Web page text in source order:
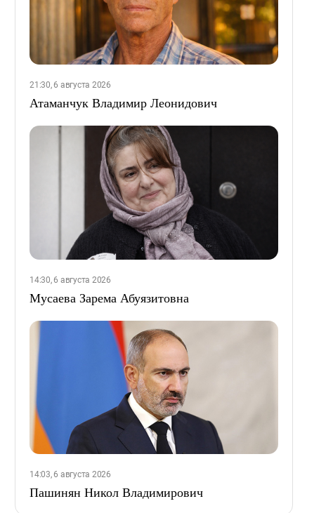
21:30, 6 августа 2026
Атаманчук Владимир Леонидович
14:30, 6 августа 2026
Мусаева Зарема Абуязитовна
14:03, 6 августа 2026
Пашинян Никол Владимирович